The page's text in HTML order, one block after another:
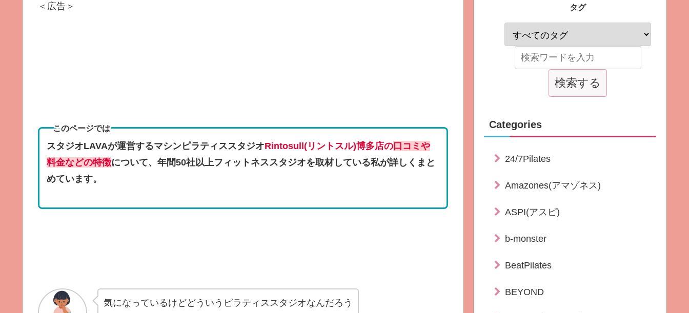
＜広告＞
このページでは
スタジオLAVAが運営するマシンピラティススタジオRintosull(リントスル)博多店の 口コミや
料金などの特徴について、年間50社以上フィットネススタジオを取材している私が詳しくまと
めています。
気になっているけどどういうピラティススタジオなんだろう
タグ
Categories
24/7Pilates
Amazones(アマゾネス)
ASPI(アスピ)
b-monster
BeatPilates
BEYOND